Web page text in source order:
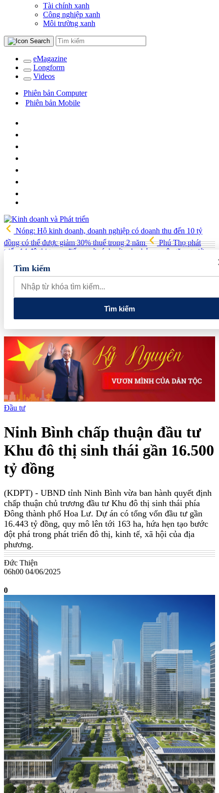
Tài chính xanh
Công nghiệp xanh
Môi trường xanh
eMagazine
Longform
Videos
Phiên bản Computer
Phiên bản Mobile
Nóng: Hộ kinh doanh, doanh nghiệp có doanh thu đến 10 tỷ
đồng có thể được giảm 30% thuế trong 2 năm
Phú Thọ phát
triển 14 đô thị trọng điểm, mở cánh cửa cho kỷ nguyên tăng trưởng
Vua quạt Trần Đình Tiệp: Từ bán quạt đến TikToker nổi
tiếng và vướng vòng lao lý
Vietnam Sport Show 2026 quy tụ
520 gian hàng, thúc đẩy kết nối ngành thể thao Việt Nam với thế
giới
Thiết kế kiến trúc biểu tượng của Newtown Diamond được
vinh danh tại Dot Property Awards 2026
Tìm kiếm
Tìm kiếm
Đầu tư
Ninh Bình chấp thuận đầu tư
Khu đô thị sinh thái gần 16.500
tỷ đồng
(KDPT) - UBND tỉnh Ninh Bình vừa ban hành quyết định
chấp thuận chủ trương đầu tư Khu đô thị sinh thái phía
Đông thành phố Hoa Lư. Dự án có tổng vốn đầu tư gần
16.443 tỷ đồng, quy mô lên tới 163 ha, hứa hẹn tạo bước
đột phá trong phát triển đô thị, kinh tế, xã hội của địa
phương.
Đức Thiện
06h00 04/06/2025
0